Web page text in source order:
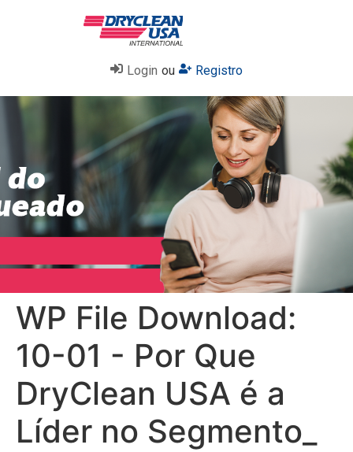
Login ou Registro
WP File Download:
10-01 - Por Que
DryClean USA é a
Líder no Segmento_